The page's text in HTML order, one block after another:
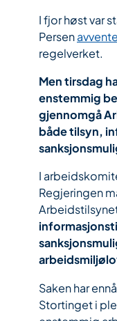
I fjor høst var
Persen
regelverket.
Men tirsdag
enstemmig
gjennomgå
både tilsyn,
I
Regjeringen
Saken har
Stortinget i